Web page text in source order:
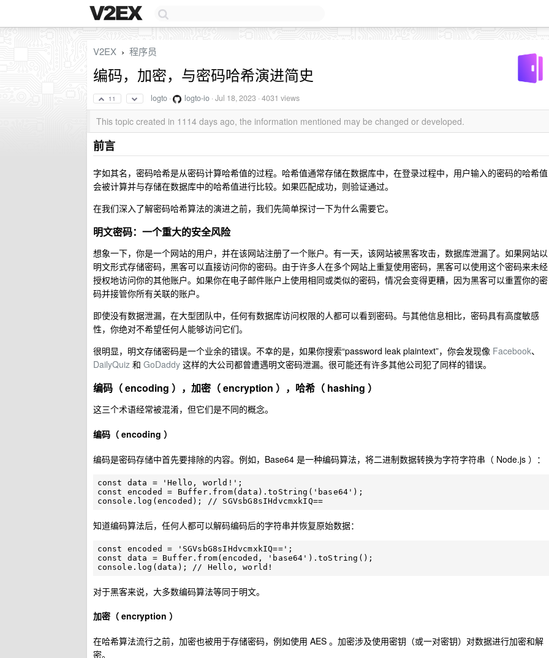
V2EX › 程序员
编码，加密，与密码哈希演进简史
11 logto · logto-io ·Jul 18, 2023 · 4031 views
This topic created in 1114 days ago, the information mentioned may be changed or developed.
前言
字如其名，密码哈希是从密码计算哈希值的过程。哈希值通常存储在数据库中，在登录过程中，用户输入的密码的哈希值
会被计算并与存储在数据库中的哈希值进行比较。如果匹配成功，则验证通过。
在我们深入了解密码哈希算法的演进之前，我们先简单探讨一下为什么需要它。
明文密码：一个重大的安全风险
想象一下，你是一个网站的用户，并在该网站注册了一个账户。有一天，该网站被黑客攻击，数据库泄漏了。如果网站以
明文形式存储密码，黑客可以直接访问你的密码。由于许多人在多个网站上重复使用密码，黑客可以使用这个密码来未经
授权地访问你的其他账户。如果你在电子邮件账户上使用相同或类似的密码，情况会变得更糟，因为黑客可以重置你的密
码并接管你所有关联的账户。
即使没有数据泄漏，在大型团队中，任何有数据库访问权限的人都可以看到密码。与其他信息相比，密码具有高度敏感
性，你绝对不希望任何人能够访问它们。
很明显，明文存储密码是一个业余的错误。不幸的是，如果你搜索“password leak plaintext”，你会发现像 Facebook、
DailyQuiz 和 GoDaddy 这样的大公司都曾遭遇明文密码泄漏。很可能还有许多其他公司犯了同样的错误。
编码（ encoding ），加密（ encryption ），哈希（ hashing ）
这三个术语经常被混淆，但它们是不同的概念。
编码（ encoding ）
编码是密码存储中首先要排除的内容。例如，Base64 是一种编码算法，将二进制数据转换为字符字符串（ Node.js ）：
const data = 'Hello, world!';
const encoded = Buffer.from(data).toString('base64');
知道编码算法后，任何人都可以解码编码后的字符串并恢复原始数据：
const encoded = 'SGVsbG8sIHdvcmxkIQ==';
const data = Buffer.from(encoded, 'base64').toString();
对于黑客来说，大多数编码算法等同于明文。
加密（ encryption ）
在哈希算法流行之前，加密也被用于存储密码，例如使用 AES 。加密涉及使用密钥（或一对密钥）对数据进行加密和解
密。